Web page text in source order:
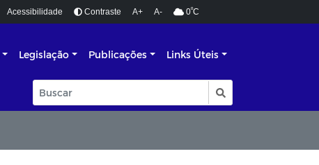
Acessibilidade Contraste A+ A- 0ºC
Legislação Publicações Links Úteis